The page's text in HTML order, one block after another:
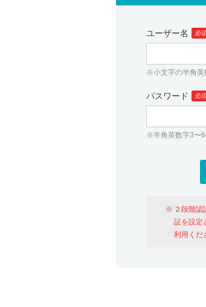
ユーザー名 必
※小文字の半角
パスワード 必
※半角英数字3〜
２段階
証を設定
利用くだ